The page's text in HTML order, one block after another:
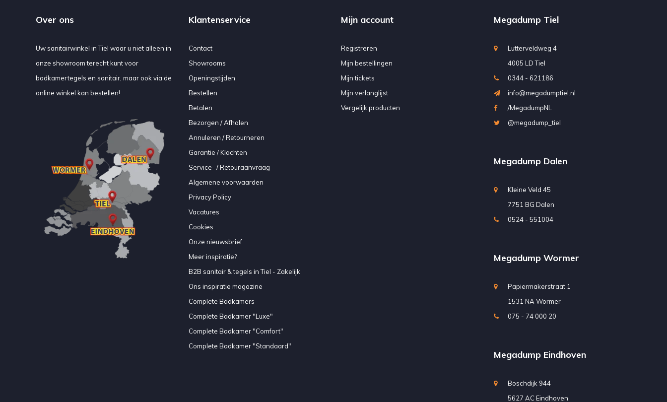
Over ons
Uw sanitairwinkel in Tiel waar u niet alleen in
onze showroom terecht kunt voor
badkamertegels en sanitair, maar ook via de
online winkel kan bestellen!
Klantenservice
Contact
Showrooms
Openingstijden
Bestellen
Betalen
Bezorgen / Afhalen
Annuleren / Retourneren
Garantie / Klachten
Service- / Retouraanvraag
Algemene voorwaarden
Privacy Policy
Vacatures
Cookies
Onze nieuwsbrief
Meer inspiratie?
B2B sanitair & tegels in Tiel - Zakelijk
Ons inspiratie magazine
Complete Badkamers
Complete Badkamer "Luxe"
Complete Badkamer "Comfort"
Complete Badkamer "Standaard"
Mijn account
Registreren
Mijn bestellingen
Mijn tickets
Mijn verlanglijst
Vergelijk producten
Megadump Tiel
Lutterveldweg 4
4005 LD Tiel
0344 - 621186
info@megadumptiel.nl
/MegadumpNL
@megadump_tiel
Megadump Dalen
Kleine Veld 45
7751 BG Dalen
0524 - 551004
Megadump Wormer
Papiermakerstraat 1
1531 NA Wormer
075 - 74 000 20
Megadump Eindhoven
Boschdijk 944
5627 AC Eindhoven